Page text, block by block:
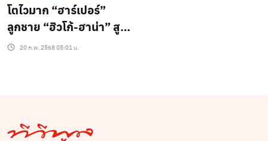
โตไวมาก “ฮาร์เปอร์”
ลูกชาย “ฮิวโก้-ฮาน่า” สูง
ปรี๊ดแซงหน้าพ่อแล้ว! ยก
20 ก.พ. 2568 05:01 น.